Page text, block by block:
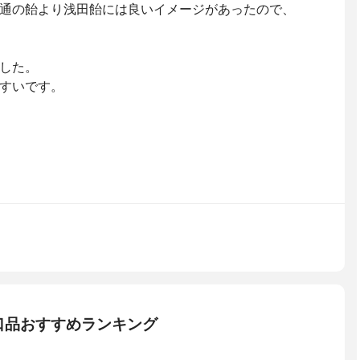
の飴より浅田飴には良いイメージがあったので、
た。
いです。
おすすめランキング